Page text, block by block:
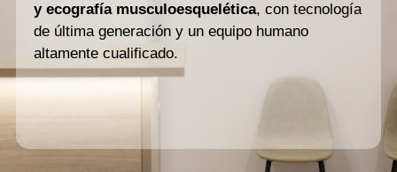
y ecografía musculoesquelética, con tecnología
de última generación y un equipo humano
altamente cualificado.